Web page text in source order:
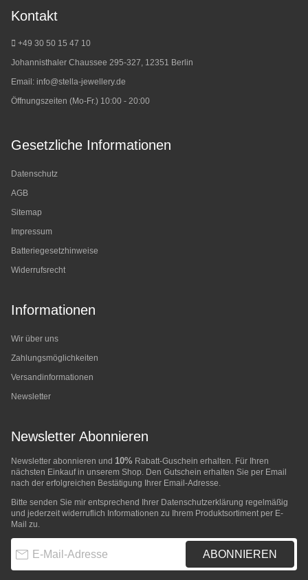
Kontakt
+49 30 50 15 47 10
Johannisthaler Chaussee 295-327, 12351 Berlin
Email: info@stella-jewellery.de
Öffnungszeiten (Mo-Fr.) 10:00 - 20:00
Gesetzliche Informationen
Datenschutz
AGB
Sitemap
Impressum
Batteriegesetzhinweise
Widerrufsrecht
Informationen
Wir über uns
Zahlungsmöglichkeiten
Versandinformationen
Newsletter
Newsletter Abonnieren
Newsletter abonnieren und 10% Rabatt-Guschein erhalten. Für Ihren
nächsten Einkauf in unserem Shop. Den Gutschein erhalten Sie per Email
nach der erfolgreichen Bestätigung Ihrer Email-Adresse.
Bitte senden Sie mir entsprechend Ihrer Datenschutzerklärung regelmäßig
und jederzeit widerruflich Informationen zu Ihrem Produktsortiment per E-
Mail zu.
ABONNIEREN